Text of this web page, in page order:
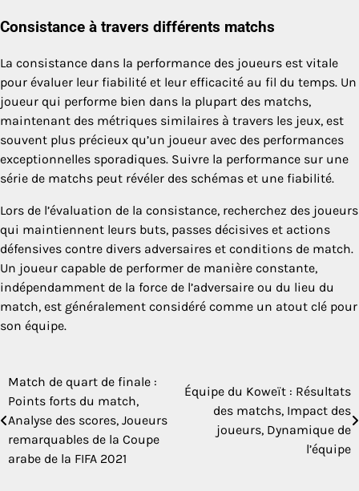
Consistance à travers différents matchs
La consistance dans la performance des joueurs est vitale
pour évaluer leur fiabilité et leur efficacité au fil du temps. Un
joueur qui performe bien dans la plupart des matchs,
maintenant des métriques similaires à travers les jeux, est
souvent plus précieux qu’un joueur avec des performances
exceptionnelles sporadiques. Suivre la performance sur une
série de matchs peut révéler des schémas et une fiabilité.
Lors de l’évaluation de la consistance, recherchez des joueurs
qui maintiennent leurs buts, passes décisives et actions
défensives contre divers adversaires et conditions de match.
Un joueur capable de performer de manière constante,
indépendamment de la force de l’adversaire ou du lieu du
match, est généralement considéré comme un atout clé pour
son équipe.
Post
navigation
Match de quart de finale :
Points forts du match,
Analyse des scores, Joueurs
remarquables de la Coupe
arabe de la FIFA 2021
Équipe du Koweït : Résultats
des matchs, Impact des
joueurs, Dynamique de
l’équipe